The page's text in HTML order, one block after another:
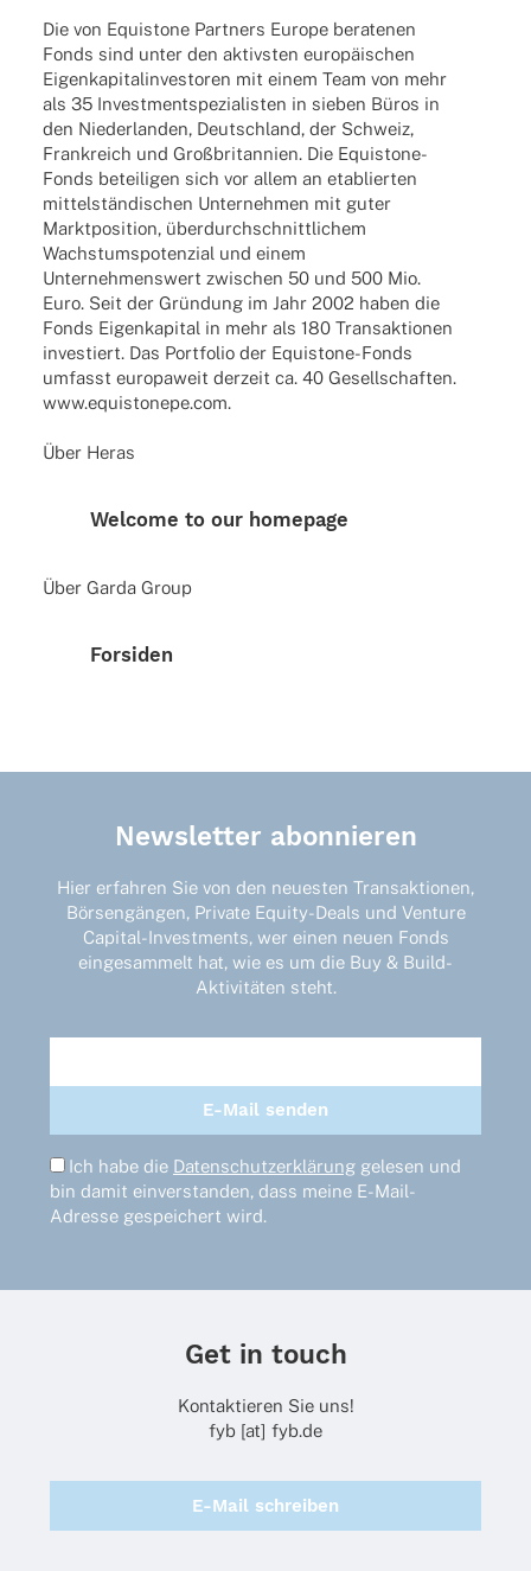
Die von Equis­tone Part­ners Europe bera­te­nen
Fonds sind unter den aktivs­ten euro­päi­schen
Eigen­ka­pi­tal­in­ves­to­ren mit einem Team von mehr
als 35 Invest­ment­spe­zia­lis­ten in sieben Büros in
den Nieder­lan­den, Deutsch­land, der Schweiz,
Frank­reich und Groß­bri­tan­nien. Die Equis­­tone-
Fonds betei­li­gen sich vor allem an etablier­ten
mittel­stän­di­schen Unter­neh­men mit guter
Markt­po­si­tion, über­durch­schnitt­li­chem
Wachs­tums­po­ten­zial und einem
Unter­neh­mens­wert zwischen 50 und 500 Mio.
Euro. Seit der Grün­dung im Jahr 2002 haben die
Fonds Eigen­ka­pi­tal in mehr als 180 Trans­ak­tio­nen
inves­tiert. Das Port­fo­lio der Equis­­tone-Fonds
umfasst euro­pa­weit derzeit ca. 40 Gesell­schaf­ten.
www.equistonepe.com.
Über Heras
Welcome to our homepage
Über Garda Group
Forsi­den
Newsletter abonnieren
Hier erfahren Sie von den neuesten Transaktionen,
Börsengängen, Private Equity-Deals und Venture
Capital-Investments, wer einen neuen Fonds
eingesammelt hat, wie es um die Buy & Build-
Aktivitäten steht.
Ich habe die Datenschutzerklärung gelesen und
bin damit einverstanden, dass meine E-Mail-
Adresse gespeichert wird.
Get in touch
Kontaktieren Sie uns!
fyb [at] fyb.de
E-Mail schreiben